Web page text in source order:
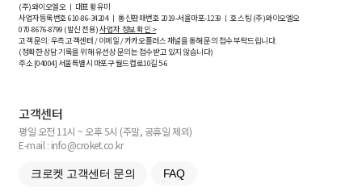
(주)와이오엘오 ㅣ 대표 황유미
사업자등록번호610-86-34204ㅣ 통신판매번호 2019-서울마포-1239 ㅣ 호스팅 (주)와이오엘오
070-8676-8799 (발신 전용)사업자 정보 확인 >
고객 문의: 우측 고객센터 / 이메일 / 카카오플러스 채널을 통해 문의 접수 부탁드립니다.
(정확한 상담 기록을 위해 유선상 문의는 접수받고 있지 않습니다)
주소 [04004] 서울특별시 마포구 월드컵로10길5-6
고객센터
평일 오전 11시 ~ 오후 5시 (주말, 공휴일 제외)
E-mail : info@croket.co.kr
크로켓 고객센터 문의 FAQ